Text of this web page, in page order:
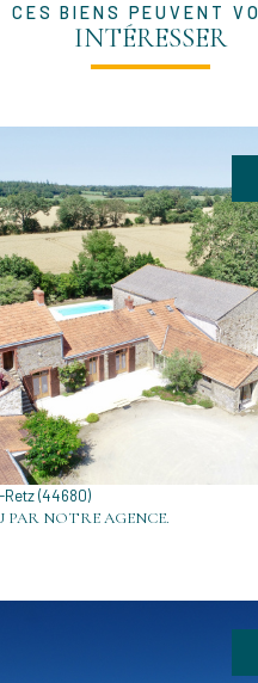
CES BIENS PEUVENT
INTÉRESSER
VOIR LE BIEN
(44680)
PAR NOTRE AGENCE.